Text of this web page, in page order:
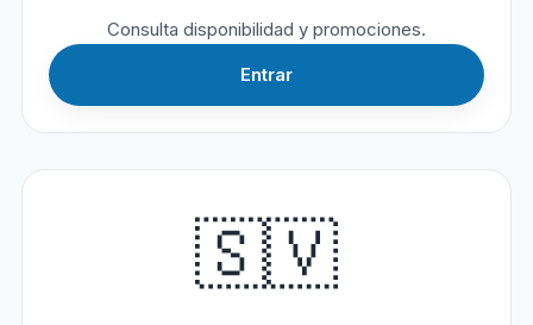
Consulta disponibilidad y promociones.
Entrar
🇸🇻